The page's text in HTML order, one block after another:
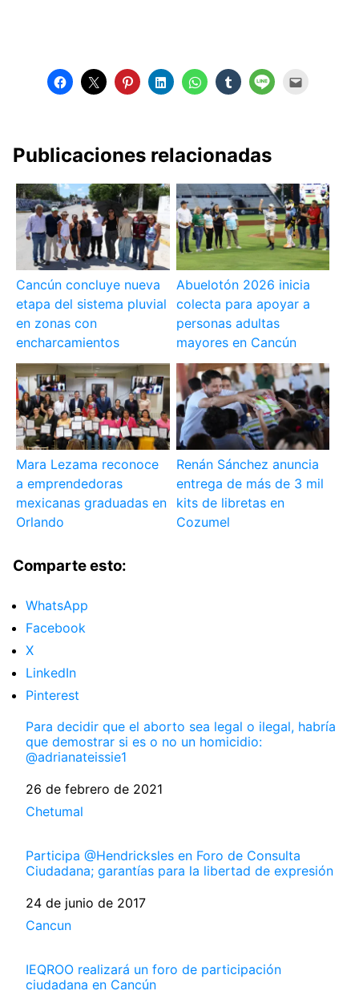
Publicaciones relacionadas
Cancún concluye nueva
etapa del sistema pluvial
en zonas con
encharcamientos
Abuelotón 2026 inicia
colecta para apoyar a
personas adultas
mayores en Cancún
Mara Lezama reconoce
a emprendedoras
mexicanas graduadas en
Orlando
Renán Sánchez anuncia
entrega de más de 3 mil
kits de libretas en
Cozumel
Comparte esto:
WhatsApp
Facebook
X
LinkedIn
Pinterest
Para decidir que el aborto sea legal o ilegal, habría
que demostrar si es o no un homicidio:
@adrianateissie1
Fecha
26 de febrero de 2021
Respecto a
Chetumal
Participa @Hendricksles en Foro de Consulta
Ciudadana; garantías para la libertad de expresión
Fecha
24 de junio de 2017
Respecto a
Cancun
IEQROO realizará un foro de participación
ciudadana en Cancún